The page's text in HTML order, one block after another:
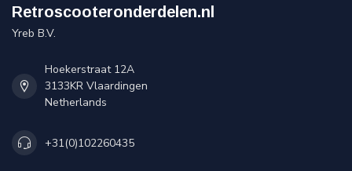
Retroscooteronderdelen.nl
Yreb B.V.
Hoekerstraat 12A
3133KR Vlaardingen
Netherlands
+31(0)102260435